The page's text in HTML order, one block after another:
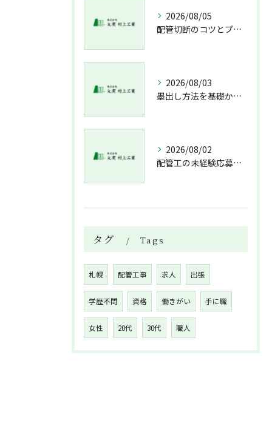
2026/08/05
配管切断のコツとプロが教える失敗しない工具選び
2026/08/03
墨出し方法を基礎から実践まで一人作業でも正確にこなすコツと墨出し作業の注意点
2026/08/02
配管工の未経験応募で資格不問求人情報と溶接技術習得までの流れを解説
タグ Tags
札幌 配管工事 求人 出張
学歴不問 資格 働きがい 手に職
女性 20代 30代 職人